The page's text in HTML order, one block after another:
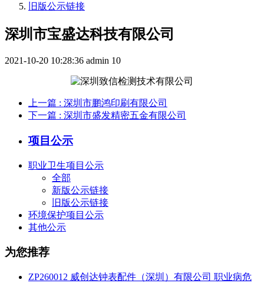
旧版公示链接
深圳市宝盛达科技有限公司
2021-10-20 10:28:36 admin 10
上一篇 : 深圳市鹏鸿印刷有限公司
下一篇 : 深圳市盛发精密五金有限公司
项目公示
职业卫生项目公示
全部
新版公示链接
旧版公示链接
环境保护项目公示
其他公示
为您推荐
ZP260012 威创达钟表配件（深圳）有限公司 职业病危